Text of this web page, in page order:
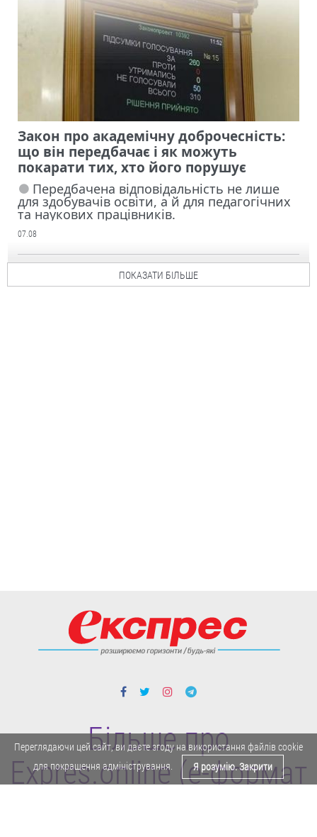
Закон про академічну доброчесність:
що він передбачає і як можуть
покарати тих, хто його порушує
Передбачена відповідальність не лише
для здобувачів освіти, а й для педагогічних
та наукових працівників.
07.08
ПОКАЗАТИ БІЛЬШЕ
Більше про
Expres.online (e-формат
Переглядаючи цей сайт, ви даєте згоду на використання файлів cookie
для покращення адміністрування.
Я розумію. Закрити